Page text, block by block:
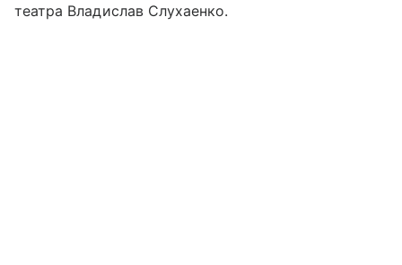
театра Владислав Слухаенко.